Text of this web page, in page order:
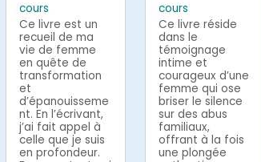
cours
Ce livre est un
recueil de ma
vie de femme
en quête de
transformation
et
d’épanouisseme
nt. En l’écrivant,
j’ai fait appel à
celle que je suis
en profondeur.
cours
Ce livre réside
dans le
témoignage
intime et
courageux d’une
femme qui ose
briser le silence
sur des abus
familiaux,
offrant à la fois
une plongée